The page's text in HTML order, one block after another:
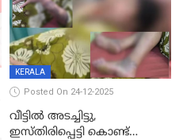
KERALA
Posted On 24-12-2025
വീട്ടിൽ അടച്ചിട്ടു,
ഇസ്തിരിപ്പെട്ടി കൊണ്ട്